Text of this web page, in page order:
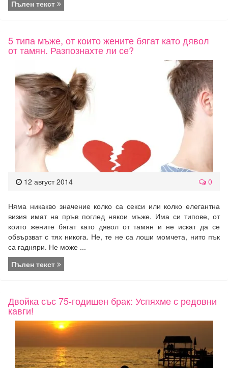
Пълен текст
5 типа мъже, от които жените бягат като дявол
от тамян. Разпознахте ли се?
12 август 2014 0
Няма никакво значение колко са секси или колко елегантна
визия имат на пръв поглед някои мъже. Има си типове, от
които жените бягат като дявол от тамян и не искат да се
обвързват с тях никога. Не, те не са лоши момчета, нито пък
са гадняри. Не може ...
Пълен текст
Двойка със 75-годишен брак: Успяхме с редовни
кавги!